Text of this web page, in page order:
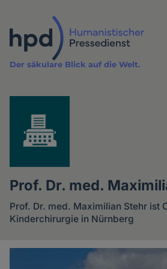
Inhalt
Der säkulare Blick auf die Welt.
Prof. Dr. med.
Prof. Dr. med. Maximilian Stehr ist
Kinderchirurgie in Nürnberg